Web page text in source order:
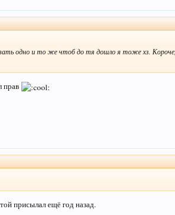
одно и то же чтоб до тя дошло я тоже хз. Короче,
прав
присылал ещё год назад.